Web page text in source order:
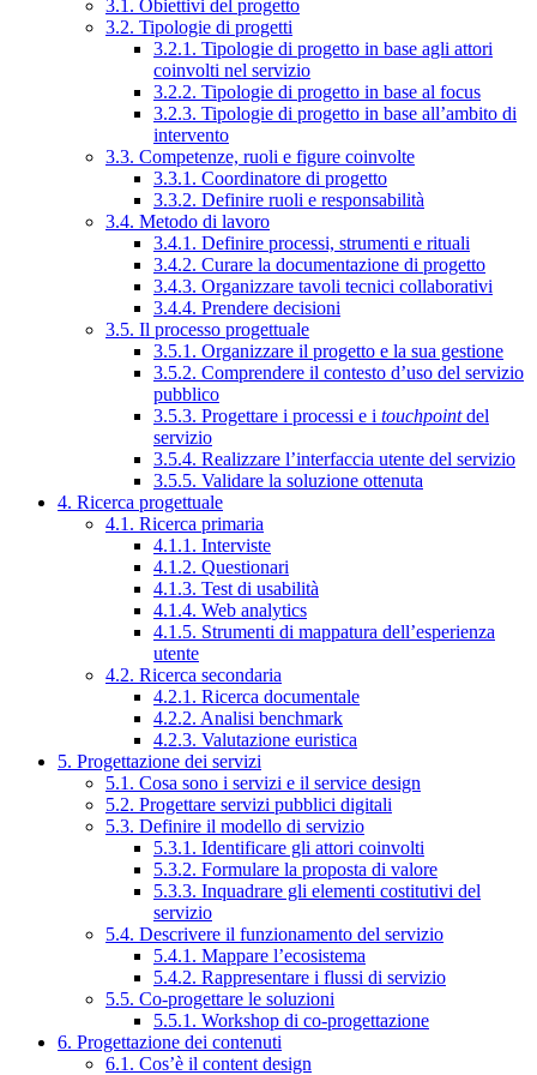
3.1. Obiettivi del progetto
3.2. Tipologie di progetti
3.2.1. Tipologie di progetto in base agli attori
coinvolti nel servizio
3.2.2. Tipologie di progetto in base al focus
3.2.3. Tipologie di progetto in base all’ambito di
intervento
3.3. Competenze, ruoli e figure coinvolte
3.3.1. Coordinatore di progetto
3.3.2. Definire ruoli e responsabilità
3.4. Metodo di lavoro
3.4.1. Definire processi, strumenti e rituali
3.4.2. Curare la documentazione di progetto
3.4.3. Organizzare tavoli tecnici collaborativi
3.4.4. Prendere decisioni
3.5. Il processo progettuale
3.5.1. Organizzare il progetto e la sua gestione
3.5.2. Comprendere il contesto d’uso del servizio
pubblico
3.5.3. Progettare i processi e i touchpointdel
servizio
3.5.4. Realizzare l’interfaccia utente del servizio
3.5.5. Validare la soluzione ottenuta
4. Ricerca progettuale
4.1. Ricerca primaria
4.1.1. Interviste
4.1.2. Questionari
4.1.3. Test di usabilità
4.1.4. Web analytics
4.1.5. Strumenti di mappatura dell’esperienza
utente
4.2. Ricerca secondaria
4.2.1. Ricerca documentale
4.2.2. Analisi benchmark
4.2.3. Valutazione euristica
5. Progettazione dei servizi
5.1. Cosa sono i servizi e il service design
5.2. Progettare servizi pubblici digitali
5.3. Definire il modello di servizio
5.3.1. Identificare gli attori coinvolti
5.3.2. Formulare la proposta di valore
5.3.3. Inquadrare gli elementi costitutivi del
servizio
5.4. Descrivere il funzionamento del servizio
5.4.1. Mappare l’ecosistema
5.4.2. Rappresentare i flussi di servizio
5.5. Co-progettare le soluzioni
5.5.1. Workshop di co-progettazione
6. Progettazione dei contenuti
6.1. Cos’è il content design